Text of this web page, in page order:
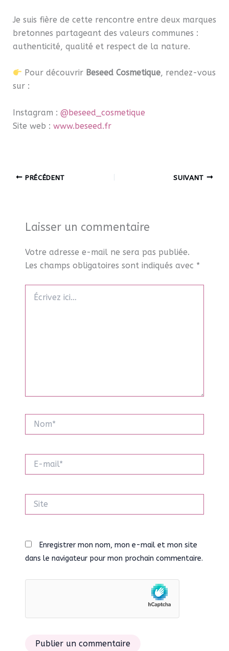
Je suis fière de cette rencontre entre deux marques
bretonnes partageant des valeurs communes :
authenticité, qualité et respect de la nature.
Pour découvrir Beseed Cosmetique, rendez-vous
sur :
Instagram : @beseed_cosmetique
Site web : www.beseed.fr
PRÉCÉDENT SUIVANT
Laisser un commentaire
Votre adresse e-mail ne sera pas publiée.
Les champs obligatoires sont indiqués avec *
ici…
mail*
Enregistrer mon nom, mon e-mail et mon site
dans le navigateur pour mon prochain commentaire.